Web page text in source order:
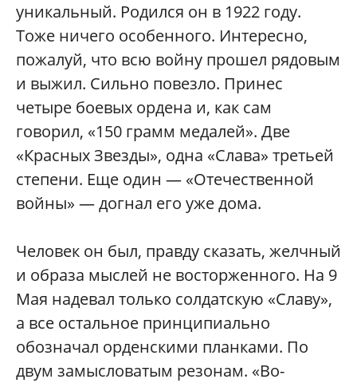
уникальный. Родился он в 1922 году.
Тоже ничего особенного. Интересно,
пожалуй, что всю войну прошел рядовым
и выжил. Сильно повезло. Принес
четыре боевых ордена и, как сам
говорил, «150 грамм медалей». Две
«Красных Звезды», одна «Слава» третьей
степени. Еще один — «Отечественной
войны» — догнал его уже дома.
Человек он был, правду сказать, желчный
и образа мыслей не восторженного. На 9
Мая надевал только солдатскую «Славу»,
а все остальное принципиально
обозначал орденскими планками. По
двум замысловатым резонам. «Во-